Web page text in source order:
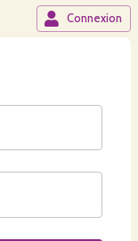
Connexion